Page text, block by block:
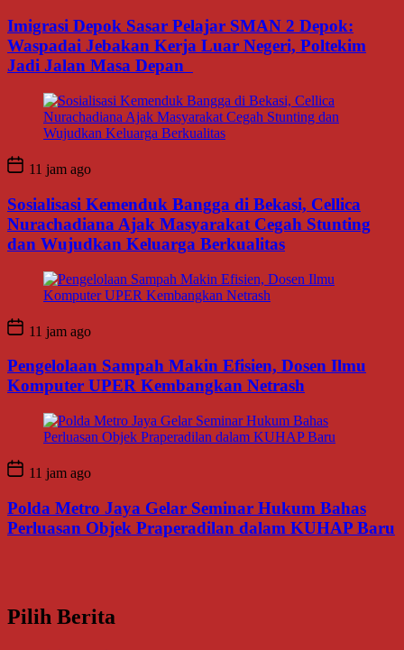
Imigrasi Depok Sasar Pelajar SMAN 2 Depok:
Waspadai Jebakan Kerja Luar Negeri, Poltekim
Jadi Jalan Masa Depan
11 jam ago
Sosialisasi Kemenduk Bangga di Bekasi, Cellica
Nurachadiana Ajak Masyarakat Cegah Stunting
dan Wujudkan Keluarga Berkualitas
11 jam ago
Pengelolaan Sampah Makin Efisien, Dosen Ilmu
Komputer UPER Kembangkan Netrash
11 jam ago
Polda Metro Jaya Gelar Seminar Hukum Bahas
Perluasan Objek Praperadilan dalam KUHAP Baru
Pilih Berita